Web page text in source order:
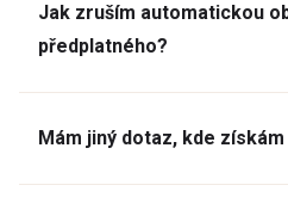
Jak zruším automatickou
předplatného?
Mám jiný dotaz, kde